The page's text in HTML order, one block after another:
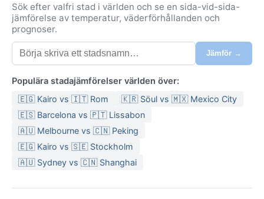
Sök efter valfri stad i världen och se en sida-vid-sida-
jämförelse av temperatur, väderförhållanden och
prognoser.
Jämför →
Populära stadajämförelser världen över:
🇪🇬 Kairo vs 🇮🇹 Rom
🇰🇷 Söul vs 🇲🇽 Mexico City
🇪🇸 Barcelona vs 🇵🇹 Lissabon
🇦🇺 Melbourne vs 🇨🇳 Peking
🇪🇬 Kairo vs 🇸🇪 Stockholm
🇦🇺 Sydney vs 🇨🇳 Shanghai